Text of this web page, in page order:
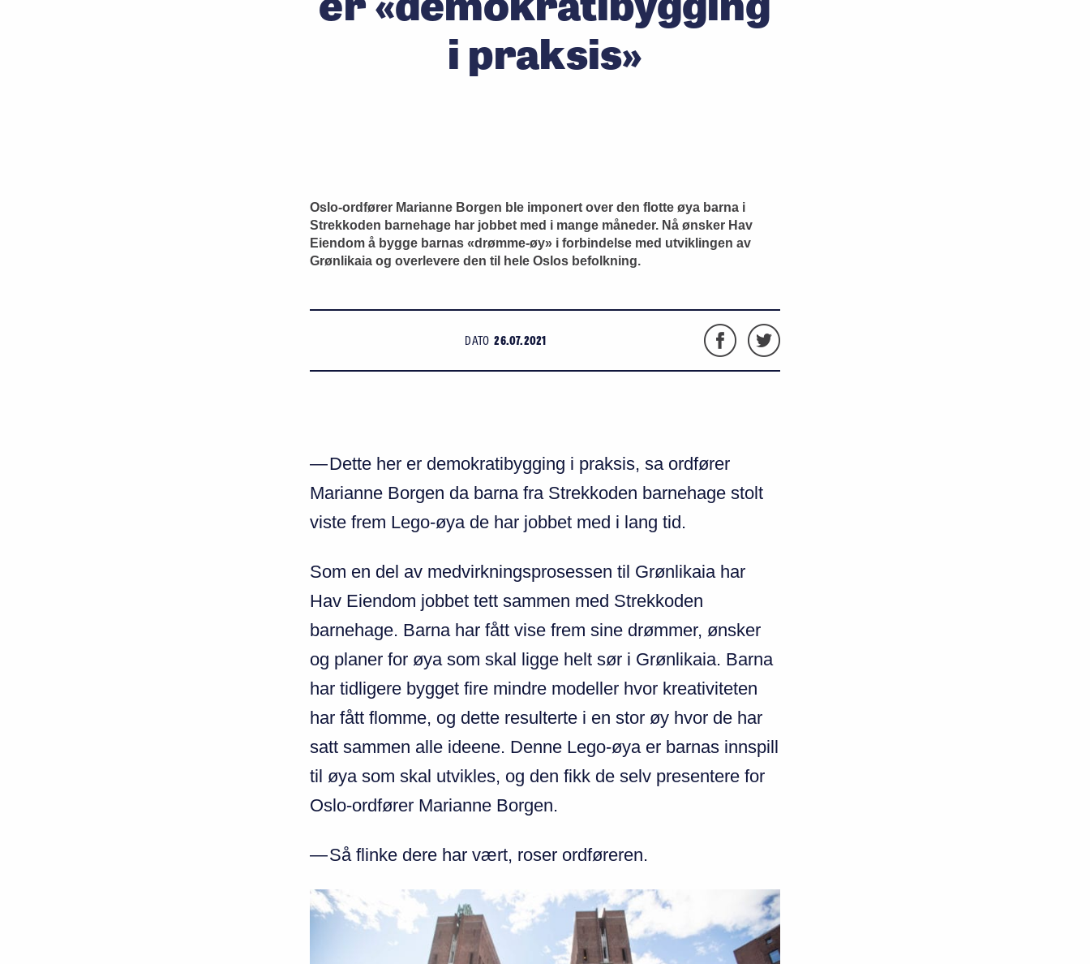
i praksis»
Oslo-ordfører Marianne Borgen ble imponert over den flotte øya barna i
Strekkoden barnehage har jobbet med i mange måneder. Nå ønsker Hav
Eiendom å bygge barnas «drømme-øy» i forbindelse med utviklingen av
Grønlikaia og overlevere den til hele Oslos befolkning.
DATO 26.07.2021
—Dette her er demokratibygging i praksis, sa ordfører
Marianne Borgen da barna fra Strekkoden barnehage stolt
viste frem Lego-øya de har jobbet med i lang tid.
Som en del av medvirkningsprosessen til Grønlikaia har
Hav Eiendom jobbet tett sammen med Strekkoden
barnehage. Barna har fått vise frem sine drømmer, ønsker
og planer for øya som skal ligge helt sør i Grønlikaia. Barna
har tidligere bygget fire mindre modeller hvor kreativiteten
har fått flomme, og dette resulterte i en stor øy hvor de har
satt sammen alle ideene. Denne Lego-øya er barnas innspill
til øya som skal utvikles, og den fikk de selv presentere for
Oslo-ordfører Marianne Borgen.
—Så flinke dere har vært, roser ordføreren.